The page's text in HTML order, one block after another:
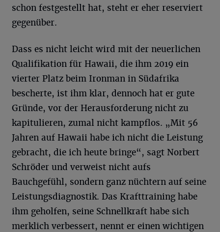
schon festgestellt hat, steht er eher reserviert
gegenüber.
Dass es nicht leicht wird mit der neuerlichen
Qualifikation für Hawaii, die ihm 2019 ein
vierter Platz beim Ironman in Südafrika
bescherte, ist ihm klar, dennoch hat er gute
Gründe, vor der Herausforderung nicht zu
kapitulieren, zumal nicht kampflos. „Mit 56
Jahren auf Hawaii habe ich nicht die Leistung
gebracht, die ich heute bringe“, sagt Norbert
Schröder und verweist nicht aufs
Bauchgefühl, sondern ganz nüchtern auf seine
Leistungsdiagnostik. Das Krafttraining habe
ihm geholfen, seine Schnellkraft habe sich
merklich verbessert, nennt er einen wichtigen